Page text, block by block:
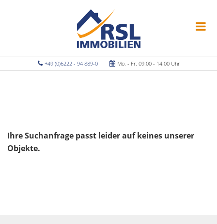
+49 (0)6222 - 94 889-0 Mo. - Fr. 09.00 - 14.00 Uhr
Ihre Suchanfrage passt leider auf keines unserer
Objekte.